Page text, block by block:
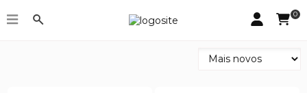
0
Geral